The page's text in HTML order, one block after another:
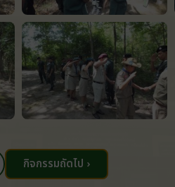
กิจกรรมถัดไป ›